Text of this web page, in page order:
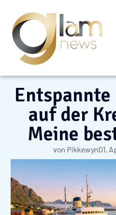
auf der
Meine
von Pikkewyn01.